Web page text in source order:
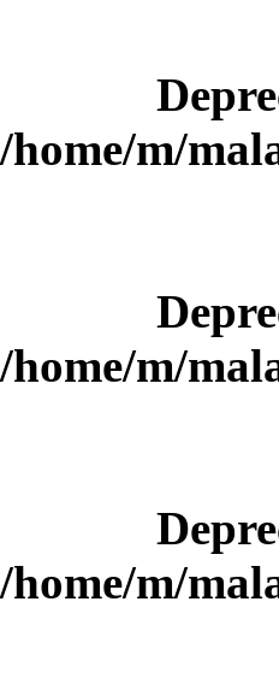
/home/m/
/home/m/
/home/m/